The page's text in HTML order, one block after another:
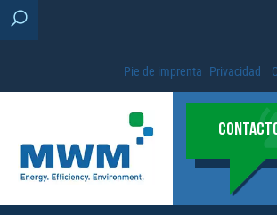
Pie de imprenta Privacidad